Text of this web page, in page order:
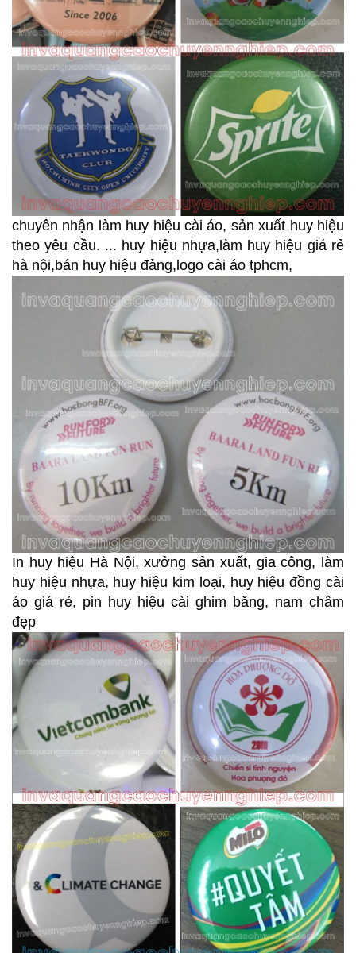
chuyên nhận làm huy hiệu cài áo, sản xuất huy hiệu
theo yêu cầu. ... huy hiệu nhựa,làm huy hiệu giá rẻ
hà nội,bán huy hiệu đảng,logo cài áo tphcm,
In huy hiệu Hà Nội, xưởng sản xuất, gia công, làm
huy hiệu nhựa, huy hiệu kim loại, huy hiệu đồng cài
áo giá rẻ, pin huy hiệu cài ghim băng, nam châm
đẹp